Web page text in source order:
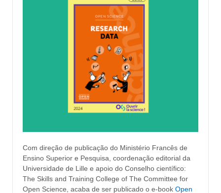
Com direção de publicação do Ministério Francês de
Ensino Superior e Pesquisa, coordenação editorial da
Universidade de Lille e apoio do Conselho científico:
The Skills and Training College of The Committee for
Open Science, acaba de ser publicado o e-book Open